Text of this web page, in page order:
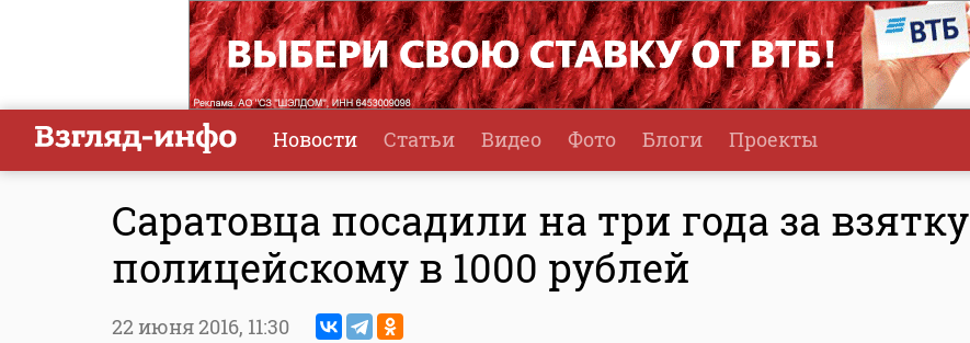
Новости Статьи Видео Фото Блоги Проекты
Саратовца посадили на три года за взятку
полицейскому в 1000 рублей
22 июня 2016, 11:30